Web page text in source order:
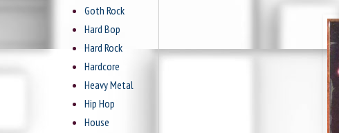
Goth Rock
Hard Bop
Hard Rock
Hardcore
Heavy Metal
Hip Hop
House